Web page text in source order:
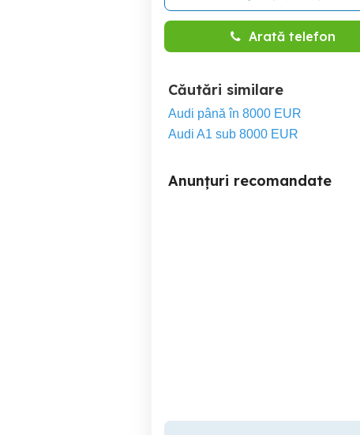
Arată telefon
Căutări similare
Audi până în 8000 EUR
Audi A1 sub 8000 EUR
Anunțuri recomandate